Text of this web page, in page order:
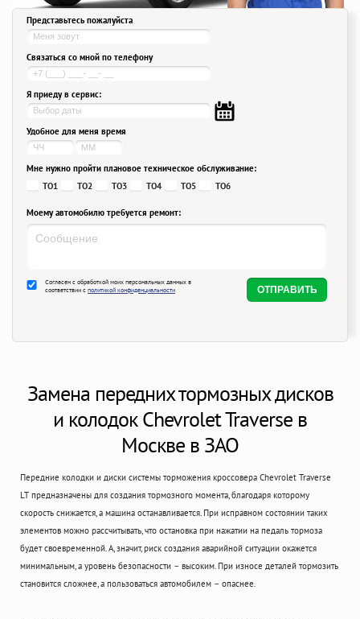
Представьтесь пожалуйста
Связаться со мной по телефону
Я приеду в сервис:
Удобное для меня время
Мне нужно пройти плановое техническое обслуживание:
ТО1
ТО2 ТО3 ТО4 ТО5 ТО6
Моему автомобилю требуется ремонт:
Согласен с обработкой моих персональных данных в
соответствии с политикой конфиденциальности
Замена передних тормозных дисков
и колодок Chevrolet Traverse в
Москве в ЗАО
Передние колодки и диски системы торможения кроссовера Chevrolet Traverse
LT предназначены для создания тормозного момента, благодаря которому
скорость снижается, а машина останавливается. При исправном состоянии таких
элементов можно рассчитывать, что остановка при нажатии на педаль тормоза
будет своевременной. А, значит, риск создания аварийной ситуации окажется
минимальным, а уровень безопасности – высоким. При износе деталей тормозить
становится сложнее, а пользоваться автомобилем – опаснее.